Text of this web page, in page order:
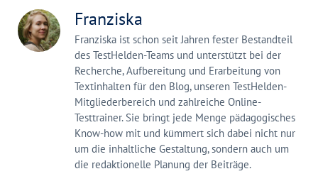
Franziska
Franziska ist schon seit Jahren fester Bestandteil
des TestHelden-Teams und unterstützt bei der
Recherche, Aufbereitung und Erarbeitung von
Textinhalten für den Blog, unseren TestHelden-
Mitgliederbereich und zahlreiche Online-
Testtrainer. Sie bringt jede Menge pädagogisches
Know-how mit und kümmert sich dabei nicht nur
um die inhaltliche Gestaltung, sondern auch um
die redaktionelle Planung der Beiträge.